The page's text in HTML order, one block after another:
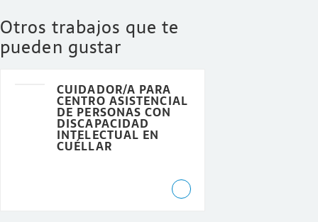
Otros trabajos que te
pueden gustar
CUIDADOR/A PARA
CENTRO ASISTENCIAL
DE PERSONAS CON
DISCAPACIDAD
INTELECTUAL EN
CUÉLLAR